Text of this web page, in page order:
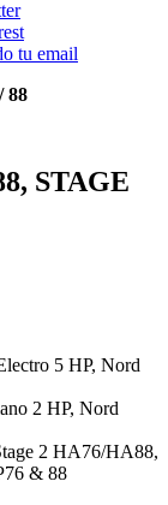
88
STAGE
5 HP, Nord
2 HP, Nord
2 HA76/HA88,
& 88